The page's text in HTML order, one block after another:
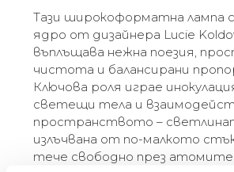
Тази широкоформатна лампа
ядро ​​от дизайнера Lucie
въплъщава нежна поезия,
чистота и балансирани
Ключова роля играе
светещи тела и
пространството –
излъчвана от по-малкото
тече свободно през атомите